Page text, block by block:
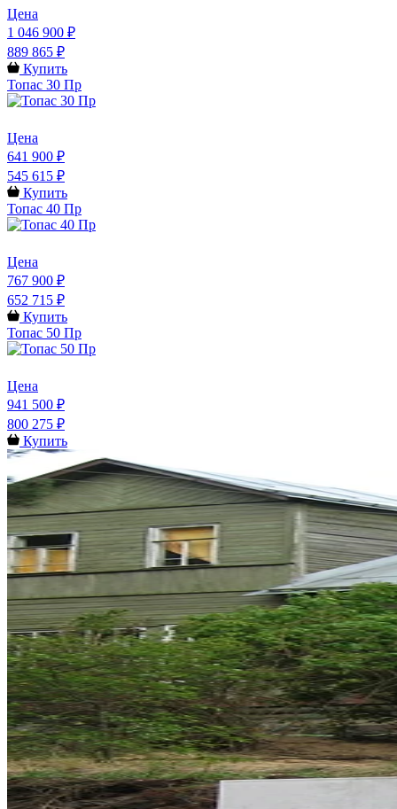
Цена
1 046 900 ₽
889 865 ₽
Купить
Топас 30 Пр
Цена
641 900 ₽
545 615 ₽
Купить
Топас 40 Пр
Цена
767 900 ₽
652 715 ₽
Купить
Топас 50 Пр
Цена
941 500 ₽
800 275 ₽
Купить